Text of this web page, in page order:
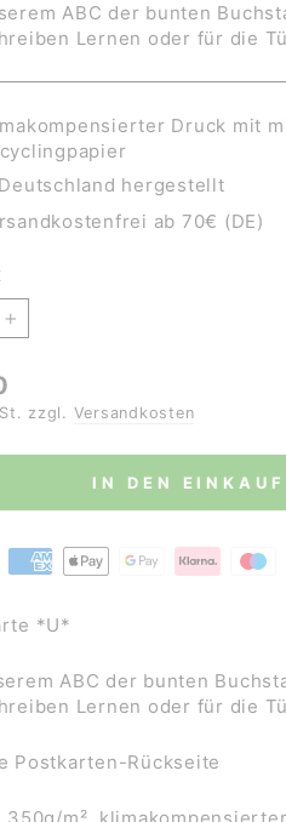
ABC der bunten
Lernen oder für die
Druck mit
hergestellt
ab 70€ (DE)
+
zzgl. Versandkosten
IN DEN
*U*
ABC der bunten
Lernen oder für die
Postkarten-Rückseite